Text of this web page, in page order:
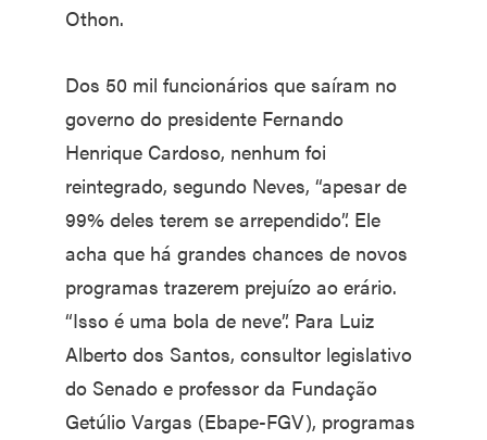
Othon.
Dos 50 mil funcionários que saíram no
governo do presidente Fernando
Henrique Cardoso, nenhum foi
reintegrado, segundo Neves, “apesar de
99% deles terem se arrependido”. Ele
acha que há grandes chances de novos
programas trazerem prejuízo ao erário.
“Isso é uma bola de neve”. Para Luiz
Alberto dos Santos, consultor legislativo
do Senado e professor da Fundação
Getúlio Vargas (Ebape-FGV), programas